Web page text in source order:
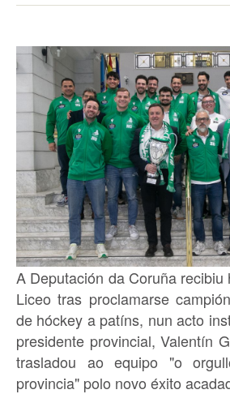
A Deputación da Coruña recibiu
Liceo tras proclamarse
de hóckey a patíns, nun acto
presidente provincial, Valentín
trasladou ao equipo "o
provincia" polo novo éxito